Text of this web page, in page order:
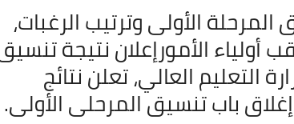
الأولى وترتيب الرغبات،
أولياء الأمورإعلان نتيجة
التعليم العالي، تعلن نتائج
05 نوفمبر 2021